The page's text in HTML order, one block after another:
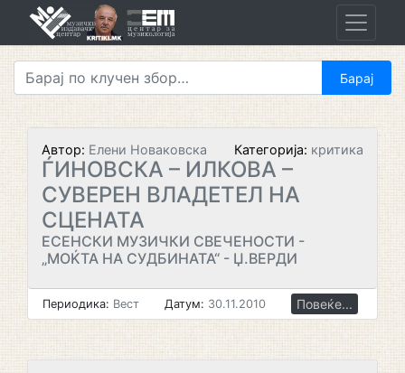
Автор: Елени Новаковска Категорија: критика
ЃИНОВСКА – ИЛКОВА –
СУВЕРЕН ВЛАДЕТЕЛ НА
СЦЕНАТА
ЕСЕНСКИ МУЗИЧКИ СВЕЧЕНОСТИ -
„МОЌТА НА СУДБИНАТА“ - Џ.ВЕРДИ
Периодика: Вест Датум: 30.11.2010 Повеќе...